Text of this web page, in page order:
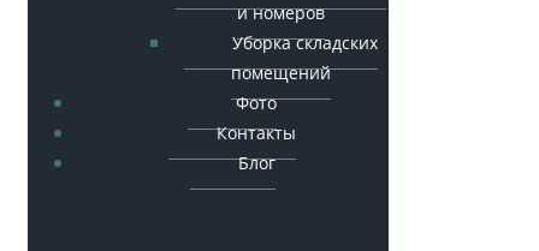
и номеров
Уборка складских
помещений
Фото
Контакты
Блог